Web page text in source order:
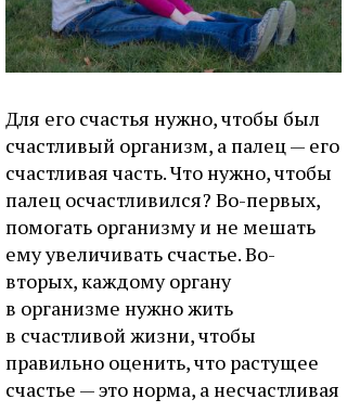
Для его счастья нужно, чтобы был
счастливый организм, а палец — его
счастливая часть. Что нужно, чтобы
палец осчастливился? Во-первых,
помогать организму и не мешать
ему увеличивать счастье. Во-
вторых, каждому органу
в организме нужно жить
в счастливой жизни, чтобы
правильно оценить, что растущее
счастье — это норма, а несчастливая